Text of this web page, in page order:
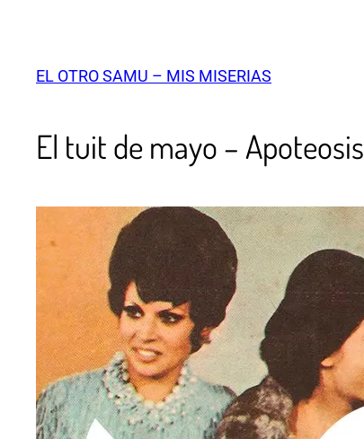
EL OTRO SAMU – MIS MISERIAS
El tuit de mayo – Apoteosis